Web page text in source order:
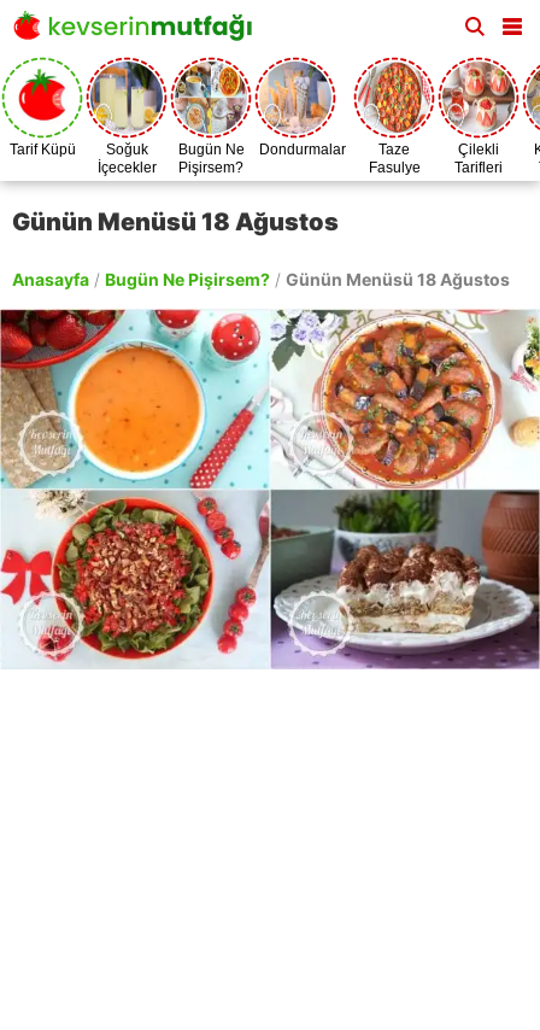
Tarif Küpü
Soğuk
İçecekler
Bugün Ne
Pişirsem?
Dondurmalar
Taze
Fasulye
Zamanı
Çilekli
Tarifleri
Günün Menüsü 18 Ağustos
Anasayfa / Bugün Ne Pişirsem? / Günün Menüsü 18 Ağustos